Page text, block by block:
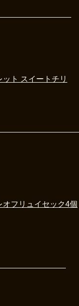
ト スイートチリ
オフリュイセック4個